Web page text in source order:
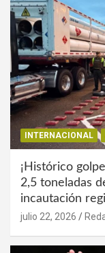
INTERNACIONAL
¡Histórico
2,5 toneladas
incautación
julio 22, 2026